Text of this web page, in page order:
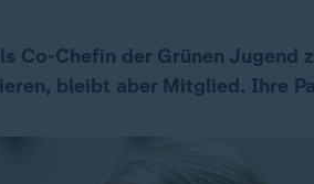
Co-Chefin der Grünen Jugend
bleibt aber Mitglied. Ihre